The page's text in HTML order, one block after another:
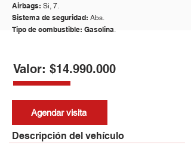
Airbags: Si, 7.
Sistema de seguridad: Abs.
Tipo de combustible: Gasolina.
Valor: $14.990.000
Agendar visita
Descripción del vehículo